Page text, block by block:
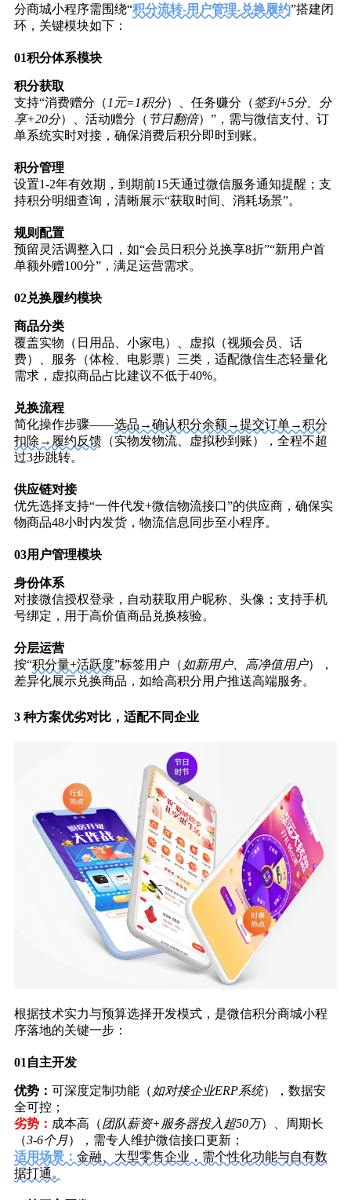
分商城小程序需围绕“积分流转-用户管理-兑换履约”搭建闭
环，关键模块如下：
01积分体系模块
积分获取
支持“消费赠分（ 1元=1积分）、任务赚分（签到+5分、分
享+20分）、活动赠分（ 节日翻倍）”，需与微信支付、订
单系统实时对接，确保消费后积分即时到账。
积分管理
设置1-2年有效期，到期前15天通过微信服务通知提醒；支
持积分明细查询，清晰展示“获取时间、消耗场景”。
规则配置
预留灵活调整入口，如“会员日积分兑换享8折”“新用户首
单额外赠100分”，满足运营需求。
02兑换履约模块
商品分类
覆盖实物（日用品、小家电）、虚拟（视频会员、话
费）、服务（体检、电影票）三类，适配微信生态轻量化
需求，虚拟商品占比建议不低于40%。
兑换流程
简化操作步骤——选品→确认积分余额→提交订单→积分
扣除→履约反馈（实物发物流、虚拟秒到账），全程不超
过3步跳转。
供应链对接
优先选择支持“一件代发+微信物流接口”的供应商，确保实
物商品48小时内发货，物流信息同步至小程序。
03用户管理模块
身份体系
对接微信授权登录，自动获取用户昵称、头像；支持手机
号绑定，用于高价值商品兑换核验。
分层运营
按“积分量+活跃度”标签用户（ 如新用户、高净值用户），
差异化展示兑换商品，如给高积分用户推送高端服务。
3 种方案优劣对比，适配不同企业
根据技术实力与预算选择开发模式，是微信积分商城小程
序落地的关键一步：
01 自主开发
优势： 可深度定制功能（ 如对接企业ERP系统），数据安
全可控；
劣势： 成本高（团队薪资+服务器投入超50万）、周期长
（3-6个月），需专人维护微信接口更新；
适用场景： 金融、大型零售企业，需个性化功能与自有数
据打通。